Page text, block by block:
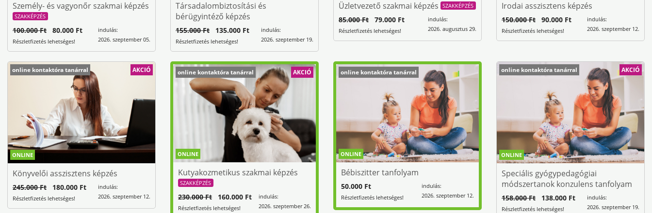
Személy- és vagyonőr szakmai képzés
SZAKKÉPZÉS
indulás:
2026. szeptember 05.
100.000 Ft 80.000 Ft
Részletfizetés lehetséges!
Társadalombiztosítási és
bérügyintéző képzés
indulás:
2026. szeptember 19.
155.000 Ft 135.000 Ft
Részletfizetés lehetséges!
Üzletvezető szakmai képzés
SZAKKÉPZÉS
indulás:
2026. augusztus 29.
85.000 Ft 79.000 Ft
Részletfizetés lehetséges!
Irodai asszisztens képzés
indulás:
2026. szeptember 12.
150.000 Ft 90.000 Ft
Részletfizetés lehetséges!
ONLINE
online kontaktóra tanárral AKCIÓ
Könyvelői asszisztens képzés
indulás:
2026. szeptember 12.
245.000 Ft 180.000 Ft
Részletfizetés lehetséges!
ONLINE
online kontaktóra tanárral AKCIÓ
Kutyakozmetikus szakmai képzés
SZAKKÉPZÉS
indulás:
2026. szeptember 26.
230.000 Ft 160.000 Ft
Részletfizetés lehetséges!
ONLINE
online kontaktóra tanárral
Bébiszitter tanfolyam
indulás:
2026. szeptember 12.
50.000 Ft
Részletfizetés lehetséges!
ONLINE
online kontaktóra tanárral AKCIÓ
Speciális gyógypedagógiai
módszertanok konzulens tanfolyam
indulás:
2026. szeptember 19.
158.000 Ft 138.000 Ft
Részletfizetés lehetséges!